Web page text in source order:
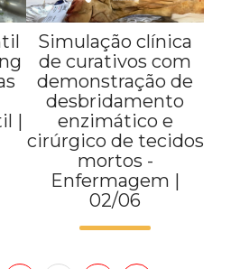
|
Simulação clínica
de curativos com
demonstração de
desbridamento
enzimático e
cirúrgico de tecidos
mortos -
Enfermagem |
02/06